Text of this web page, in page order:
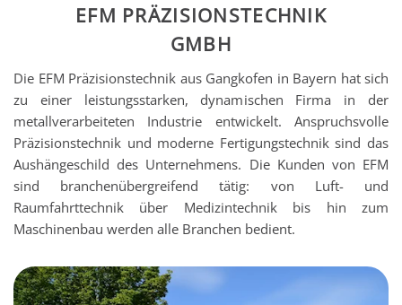
EFM PRÄZISIONSTECHNIK
GMBH
Die EFM Präzisionstechnik aus Gangkofen in Bayern hat sich
zu einer leistungsstarken, dynamischen Firma in der
metallverarbeiteten Industrie entwickelt. Anspruchsvolle
Präzisionstechnik und moderne Fertigungstechnik sind das
Aushängeschild des Unternehmens. Die Kunden von EFM
sind branchenübergreifend tätig: von Luft- und
Raumfahrttechnik über Medizintechnik bis hin zum
Maschinenbau werden alle Branchen bedient.